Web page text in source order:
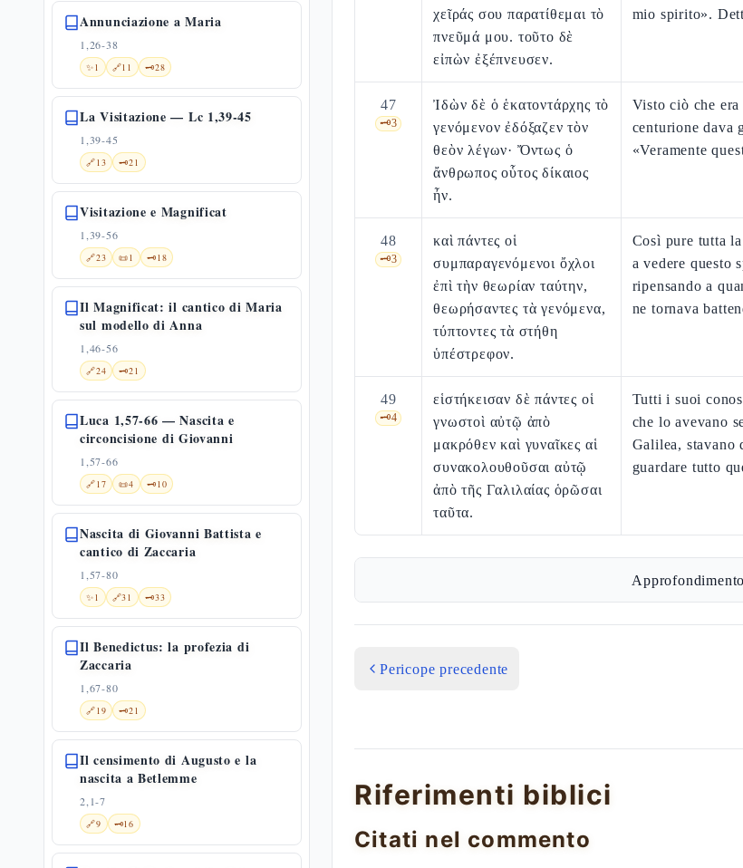
Annunciazione a Maria
1,26-38
✨1 🔗11 🗝️28
La Visitazione — Lc 1,39-45
1,39-45
🔗13 🗝️21
Visitazione e Magnificat
1,39-56
🔗23 📜1 🗝️18
Il Magnificat: il cantico di Maria
sul modello di Anna
1,46-56
🔗24 🗝️21
Luca 1,57-66 — Nascita e
circoncisione di Giovanni
1,57-66
🔗17 📜4 🗝️10
Nascita di Giovanni Battista e
cantico di Zaccaria
1,57-80
✨1 🔗31 🗝️33
Il Benedictus: la profezia di
Zaccaria
1,67-80
🔗19 🗝️21
Il censimento di Augusto e la
nascita a Betlemme
2,1-7
🔗9 🗝️16
χεῖράς σου παρατίθεμαι τὸ
πνεῦμά μου. τοῦτο δὲ
εἰπὼν ἐξέπνευσεν.
mio spirito».
47
🗝️3
Ἰδὼν δὲ ὁ ἑκατοντάρχης τὸ
γενόμενον ἐδόξαζεν τὸν
θεὸν λέγων· Ὄντως ὁ
ἄνθρωπος οὗτος δίκαιος
ἦν.
Visto ciò che
centurione dava
«Veramente
48
🗝️3
καὶ πάντες οἱ
συμπαραγενόμενοι ὄχλοι
ἐπὶ τὴν θεωρίαν ταύτην,
θεωρήσαντες τὰ γενόμενα,
τύπτοντες τὰ στήθη
ὑπέστρεφον.
Così pure tutta
a vedere questo
ripensando a
ne tornava
49
🗝️4
εἱστήκεισαν δὲ πάντες οἱ
γνωστοὶ αὐτῷ ἀπὸ
μακρόθεν καὶ γυναῖκες αἱ
συνακολουθοῦσαι αὐτῷ
ἀπὸ τῆς Γαλιλαίας ὁρῶσαι
ταῦτα.
Tutti i suoi
che lo avevano
Galilea, stavano
guardare tutto
Pericope precedente
Riferimenti biblici
Citati nel commento